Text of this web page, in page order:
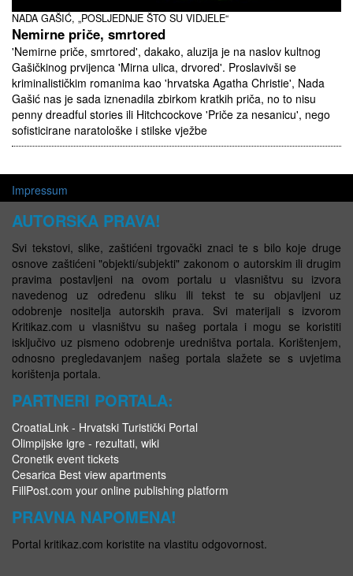
NADA GAŠIĆ, „POSLJEDNJE ŠTO SU VIDJELE“
Nemirne priče, smrtored
'Nemirne priče, smrtored', dakako, aluzija je na naslov kultnog
Gašičkinog prvijenca 'Mirna ulica, drvored'. Proslavivši se
kriminalističkim romanima kao 'hrvatska Agatha Christie', Nada
Gašić nas je sada iznenadila zbirkom kratkih priča, no to nisu
penny dreadful stories ili Hitchcockove 'Priče za nesanicu', nego
sofisticirane naratološke i stilske vježbe
Impressum
AUTORSKA PRAVA!
Svi tekstovi, slike, zaštićeni trgovački znaci te s bilo koje druge
osnove zaštićeni "objekti/subjekti" zakonom o autorskim ili drugim
pravima postavljeni na ovom portalu u vlasništvu su izvora
navedenog uz određenu sliku ili tekst te su objavljeni uz
odobrenje nositelja autorskih prava. Svi materijali s izvorom
Kritikaz.com u vlasništvu su našeg portala i mogu se koristiti
isključivo uz pismeno odobrenje uredništva portala. Korištenjem,
odnosno pregledavanjem našeg portala slažete se s uvjetima
korištenja portala.
PARTNERI PORTALA:
CroatiaLink - Hrvatski Turistički Portal
Olimpijske igre - rezultati, wiki
Cronetik event tickets
Cesarica Best view apartments
FillPost.com your online publishing platform
PRAVNA NAPOMENA!
Portal kritikaz.com koristite na vlastitu odgovornost.